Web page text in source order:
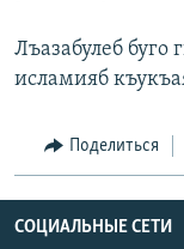
Лъазабулеб
исламияб
Поделиться
СОЦИАЛЬНЫЕ СЕТИ